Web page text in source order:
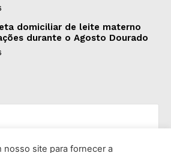
domiciliar de leite materno
durante o Agosto Dourado
nosso site para fornecer a